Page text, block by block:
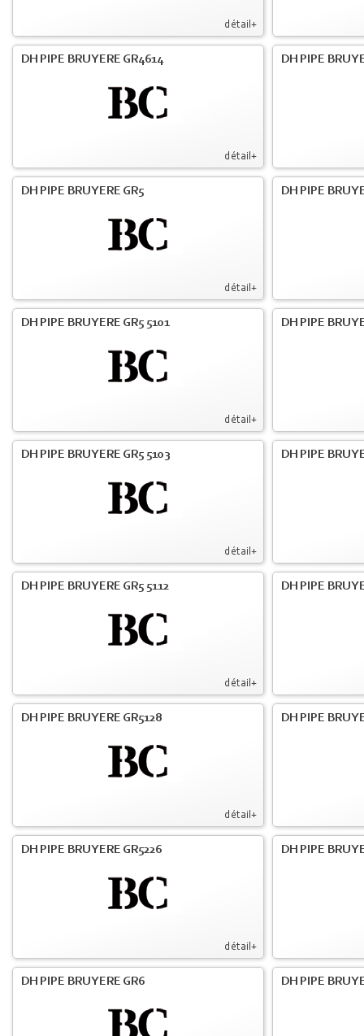
détail+
détail+
DH PIPE BRUYERE GR4614 DH PIPE
détail+
DH PIPE BRUYERE GR5 DH PIPE
détail+
DH PIPE BRUYERE GR5 5101 DH PIPE
détail+
DH PIPE BRUYERE GR5 5103 DH PIPE
détail+
DH PIPE BRUYERE GR5 5112 DH PIPE
détail+
DH PIPE BRUYERE GR5128 DH PIPE
détail+
DH PIPE BRUYERE GR5226 DH PIPE
DH PIPE BRUYERE GR6 DH PIPE